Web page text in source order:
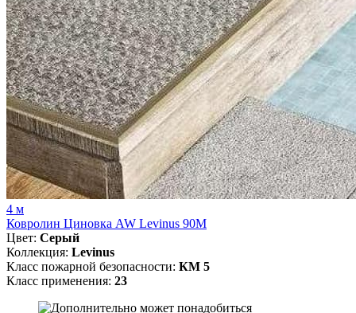
4 м
Ковролин Циновка AW Levinus 90M
Цвет: Серый
Коллекция: Levinus
Класс пожарной безопасности: КМ 5
Класс применения: 23